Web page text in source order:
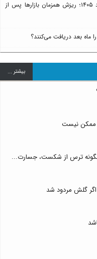
قیمت طلا، سکه و دلار امروز چهارشنبه ۱۴ مرداد ۱۴۰۵؛ ریزش همزمان بازارها پس از
را ماه بعد دریافت می‌کنند؟
بيشتر ...
ممکن نیست
چگونه ترس از شکست، جسارت...
گلش مردود شد